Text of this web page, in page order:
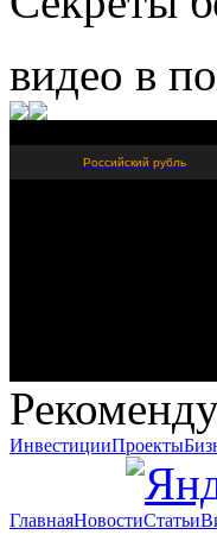
видео в
Российский рубль
ИнвестицииПроекты
ГлавнаяНовостиСтатьи